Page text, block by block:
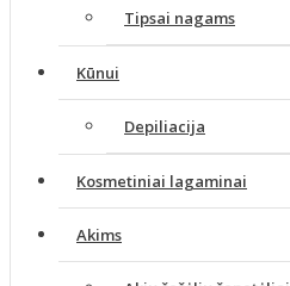
Tipsai nagams
Kūnui
Depiliacija
Kosmetiniai lagaminai
Akims